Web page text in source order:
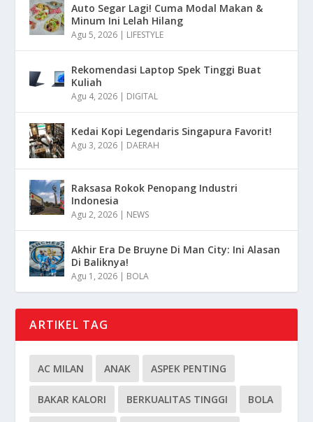
Auto Segar Lagi! Cuma Modal Makan &
Minum Ini Lelah Hilang
Agu 5, 2026 | LIFESTYLE
Rekomendasi Laptop Spek Tinggi Buat
Kuliah
Agu 4, 2026 | DIGITAL
Kedai Kopi Legendaris Singapura Favorit!
Agu 3, 2026 | DAERAH
Raksasa Rokok Penopang Industri
Indonesia
Agu 2, 2026 | NEWS
Akhir Era De Bruyne Di Man City: Ini Alasan
Di Baliknya!
Agu 1, 2026 | BOLA
ARTIKEL TAG
AC MILAN ANAK ASPEK PENTING
BAKAR KALORI BERKUALITAS TINGGI BOLA